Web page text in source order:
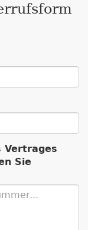
Vertrages
Sie